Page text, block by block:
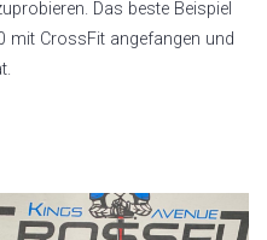
Das beste Beispiel
mit CrossFit angefangen und